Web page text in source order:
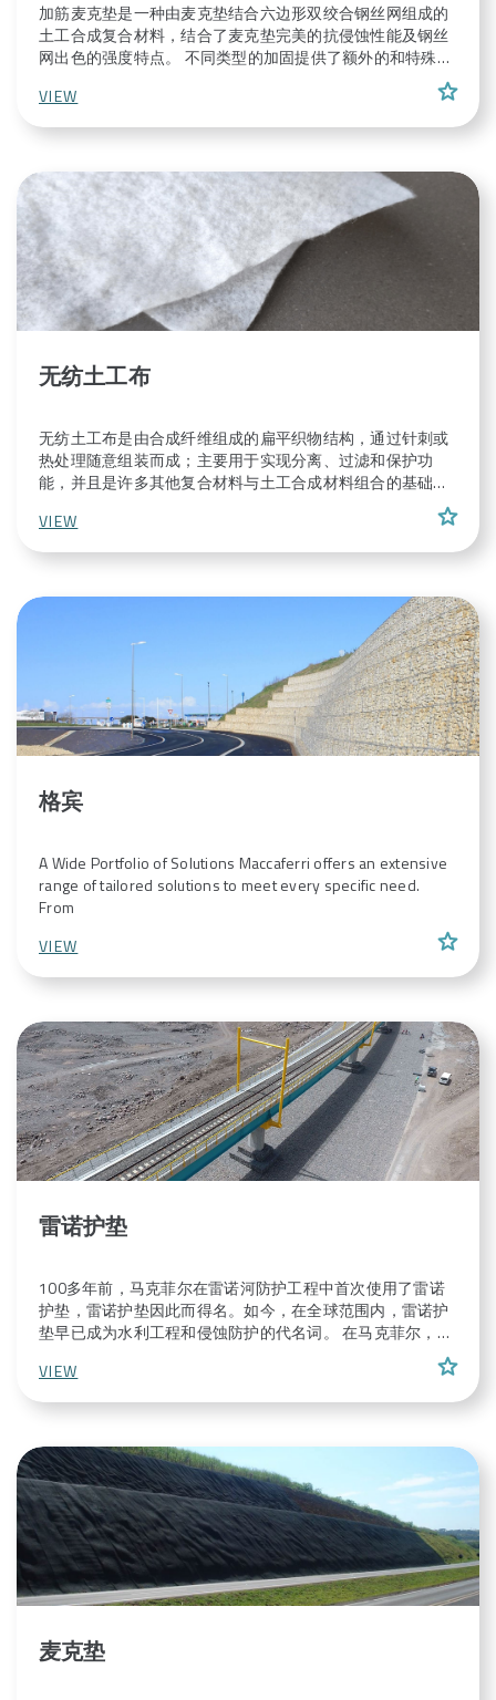
加筋麦克垫是一种由麦克垫结合六边形双绞合钢丝网组成的
土工合成复合材料，结合了麦克垫完美的抗侵蚀性能及钢丝
网出色的强度特点。 不同类型的加固提供了额外的和特殊的
性能。因此，这种复合材料可以表现非常高的拉伸强度和高
刚度（特别是与土钉方案结合），因此能够满足各种各样的
多功能任务。
VIEW star
无纺土工布
无纺土工布是由合成纤维组成的扁平织物结构，通过针刺或
热处理随意组装而成；主要用于实现分离、过滤和保护功
能，并且是许多其他复合材料与土工合成材料组合的基础。
它们的质量和性能会因纤维长度、使用的聚合物、组装过程
等而有所不同； 土工合成材料是最常见的一种。
VIEW star
格宾
A Wide Portfolio of Solutions Maccaferri offers an extensive
range of tailored solutions to meet every specific need.
From
VIEW
star
雷诺护垫
100多年前，马克菲尔在雷诺河防护工程中首次使用了雷诺
护垫，雷诺护垫因此而得名。如今，在全球范围内，雷诺护
垫早已成为水利工程和侵蚀防护的代名词。 在马克菲尔，我
重要组成部分。
VIEW star
麦克垫